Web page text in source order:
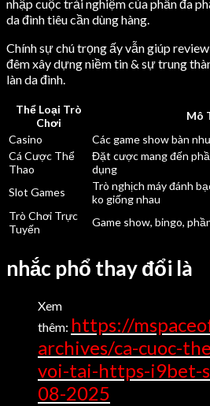
nhập cuộc trải nghiệm của phần đa
da đình tiêu cần dùng hàng.
Chính sự chú trọng ấy vẫn giúp
đêm xây dựng niềm tin & sự trung
làn da đình.
Thể Loại Trò
Chơi
Mô
Casino
Các game show bàn
Cá Cược Thể
Thao
Đặt cược mang đến
dụng
Slot Games
Trò nghịch máy đánh
ko giống nhau
Trò Chơi Trực
Tuyến
Game show, bingo,
nhắc phổ thay đổi là
Xem
thêm: https://
archives/ca-cuoc-
voi-tai-https-i9bet-
08-2025